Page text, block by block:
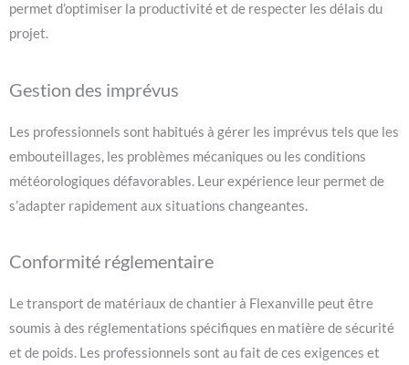
permet d’optimiser la productivité et de respecter les délais du
projet.
Gestion des imprévus
Les professionnels sont habitués à gérer les imprévus tels que les
embouteillages, les problèmes mécaniques ou les conditions
météorologiques défavorables. Leur expérience leur permet de
s’adapter rapidement aux situations changeantes.
Conformité réglementaire
Le transport de matériaux de chantier à Flexanville peut être
soumis à des réglementations spécifiques en matière de sécurité
et de poids. Les professionnels sont au fait de ces exigences et